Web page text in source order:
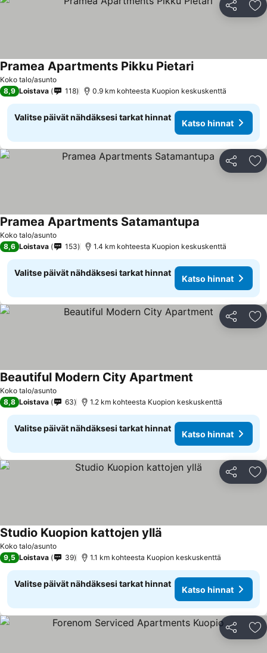
Jaa
Koko talo/asunto
Pramea Apartments Pikku PietariKatso hinnat
8,9 Loistava 118 0.9 km kohteesta Kuopion keskuskenttä
Valitse päivät nähdäksesi tarkat hinnat
Katso hinnat
Jaa
Koko talo/asunto
Pramea Apartments Satamantupa
8,6 Loistava 153 1.4 km kohteesta Kuopion keskuskenttä
Valitse päivät nähdäksesi tarkat hinnat
Katso hinnat
Jaa
Koko talo/asunto
Beautiful Modern City Apartment
8,8 Loistava 63 1.2 km kohteesta Kuopion keskuskenttä
Valitse päivät nähdäksesi tarkat hinnat
Katso hinnat
Jaa
Koko talo/asunto
Studio Kuopion kattojen yllä
9,5 Loistava 39 1.1 km kohteesta Kuopion keskuskenttä
Valitse päivät nähdäksesi tarkat hinnat
Katso hinnat
Jaa